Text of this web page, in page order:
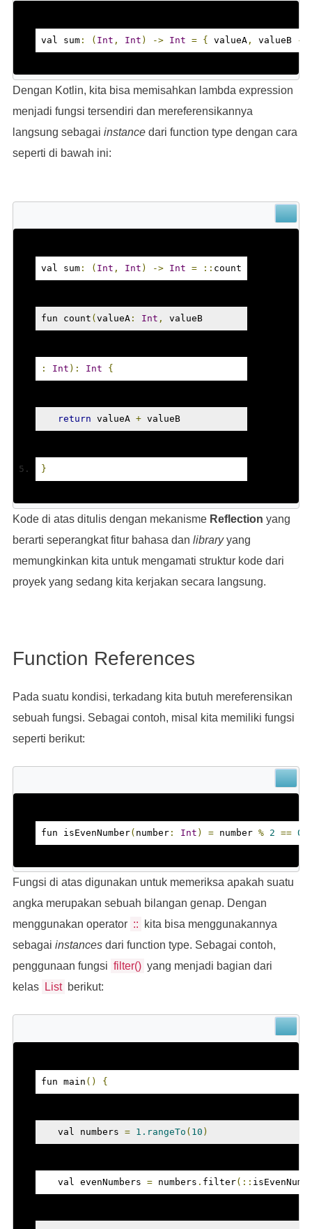
val sum: ( Int , Int ) -> Int = { valueA, valueB ->
Dengan Kotlin, kita bisa memisahkan lambda expression
menjadi fungsi tersendiri dan mereferensikannya
langsung sebagai instancedari function type dengan cara
seperti di bawah ini:
val sum: ( Int , Int ) -> Int = :: count
fun count ( valueA: Int , valueB
: Int ): Int {
return valueA + valueB
}
Kode di atas ditulis dengan mekanisme Reflection yang
berarti seperangkat fitur bahasa dan libraryyang
memungkinkan kita untuk mengamati struktur kode dari
proyek yang sedang kita kerjakan secara langsung.
Function References
Pada suatu kondisi, terkadang kita butuh mereferensikan
sebuah fungsi. Sebagai contoh, misal kita memiliki fungsi
seperti berikut:
fun isEvenNumber( number: Int ) = number % 2 == 0
Fungsi di atas digunakan untuk memeriksa apakah suatu
angka merupakan sebuah bilangan genap. Dengan
menggunakan operator ::
kita bisa menggunakannya
sebagai instancesdari function type. Sebagai contoh,
penggunaan fungsi filter() yang menjadi bagian dari
kelas
List berikut:
fun main () {
val numbers = 1.rangeTo ( 10 )
val evenNumbers = numbers . filter(::